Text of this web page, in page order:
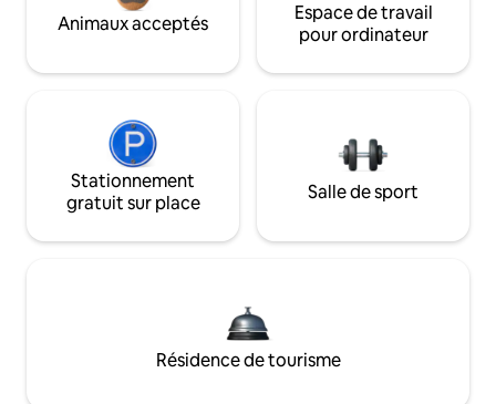
Animaux acceptés
Espace de travail
pour ordinateur
Stationnement
gratuit sur place
Salle de sport
Résidence de tourisme